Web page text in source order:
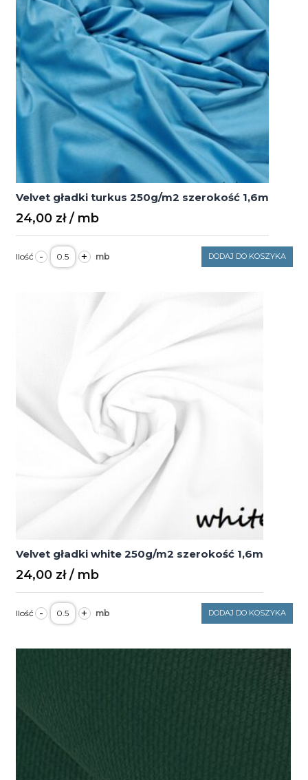
Velvet gładki turkus 250g/m2 szerokość 1,6m
24,00 zł
- ilość
Velvet
gładki
szerokość
+ DODAJ DO KOSZYKA
Velvet gładki white 250g/m2 szerokość 1,6m
24,00 zł
- ilość
Velvet
gładki
250g/m2
+ DODAJ DO KOSZYKA